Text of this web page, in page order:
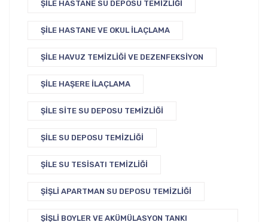
ŞILE HASTANE SU DEPOSU TEMIZLIĞI
ŞILE HASTANE VE OKUL İLAÇLAMA
ŞILE HAVUZ TEMIZLIĞI VE DEZENFEKSIYON
ŞILE HAŞERE İLAÇLAMA
ŞILE SITE SU DEPOSU TEMIZLIĞI
ŞILE SU DEPOSU TEMIZLIĞI
ŞILE SU TESISATI TEMIZLIĞI
ŞIŞLI APARTMAN SU DEPOSU TEMIZLIĞI
ŞIŞLI BOYLER VE AKÜMÜLASYON TANKI